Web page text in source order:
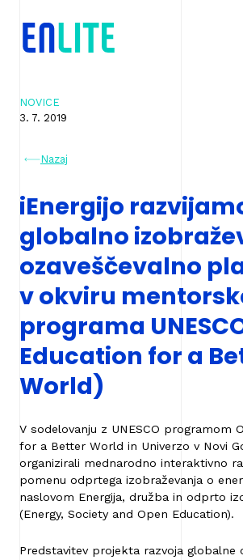
NOVICE
3. 7. 2019
Nazaj
iEnergijo
globalno
ozaveščevalno
v okviru
programa
Education for a
World)
V sodelovanju z UNESCO programom
for a Better World in Univerzo v Novi
organizirali mednarodno interaktivno
pomenu odprtega izobraževanja o
naslovom Energija, družba in odprto
(Energy, Society and Open Education).
Predstavitev projekta razvoja globalne